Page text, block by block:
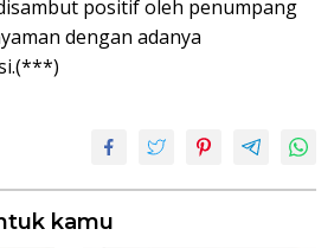
positif oleh penumpang
dengan adanya
kamu